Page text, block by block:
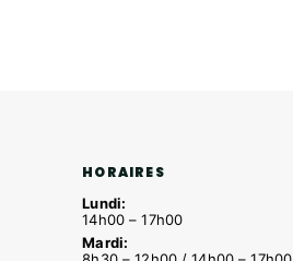
HORAIRES
Lundi:
14h00 – 17h00
Mardi: